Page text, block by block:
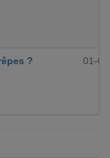
? 01-